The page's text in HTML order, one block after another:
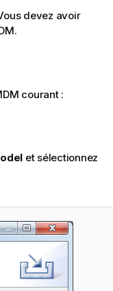
devez avoir
courant :
et sélectionnez